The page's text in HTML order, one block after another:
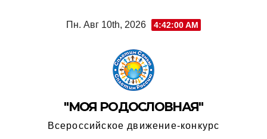
Пн. Авг 10th, 2026 4:42:00 AM
"МОЯ РОДОСЛОВНАЯ"
Всероссийское движение-конкурс